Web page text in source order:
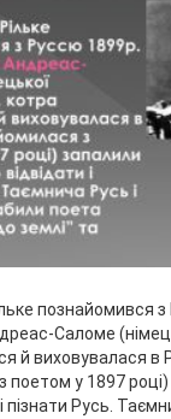
познайомився
Саломе
й виховувалася в
поетом у 1897 році)
пізнати Русь.